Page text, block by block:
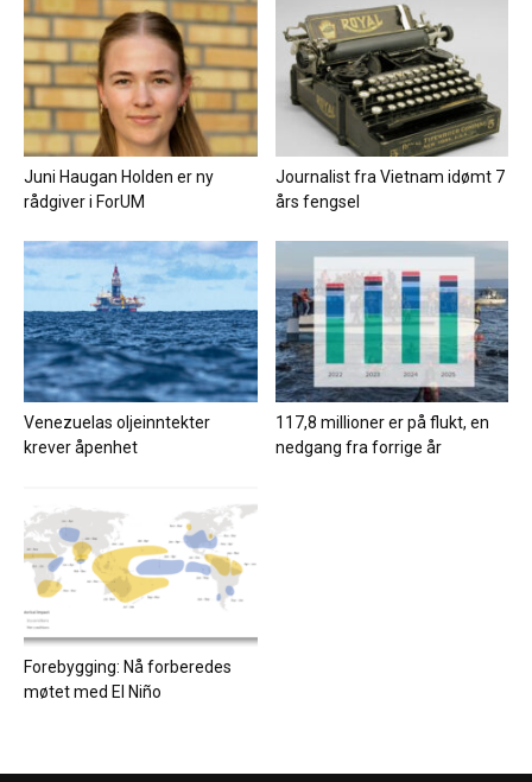
Juni Haugan Holden er ny
rådgiver i ForUM
Journalist fra Vietnam idømt 7
års fengsel
Venezuelas oljeinntekter
krever åpenhet
117,8 millioner er på flukt, en
nedgang fra forrige år
Forebygging: Nå forberedes
møtet med El Niño